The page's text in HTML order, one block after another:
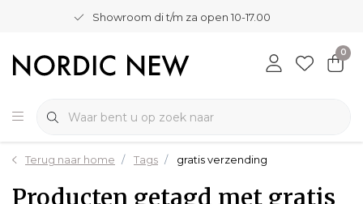
Showroom di t/m za open 10-17.00
0
Terug naar home Tags gratis verzending
Producten getagd met gratis